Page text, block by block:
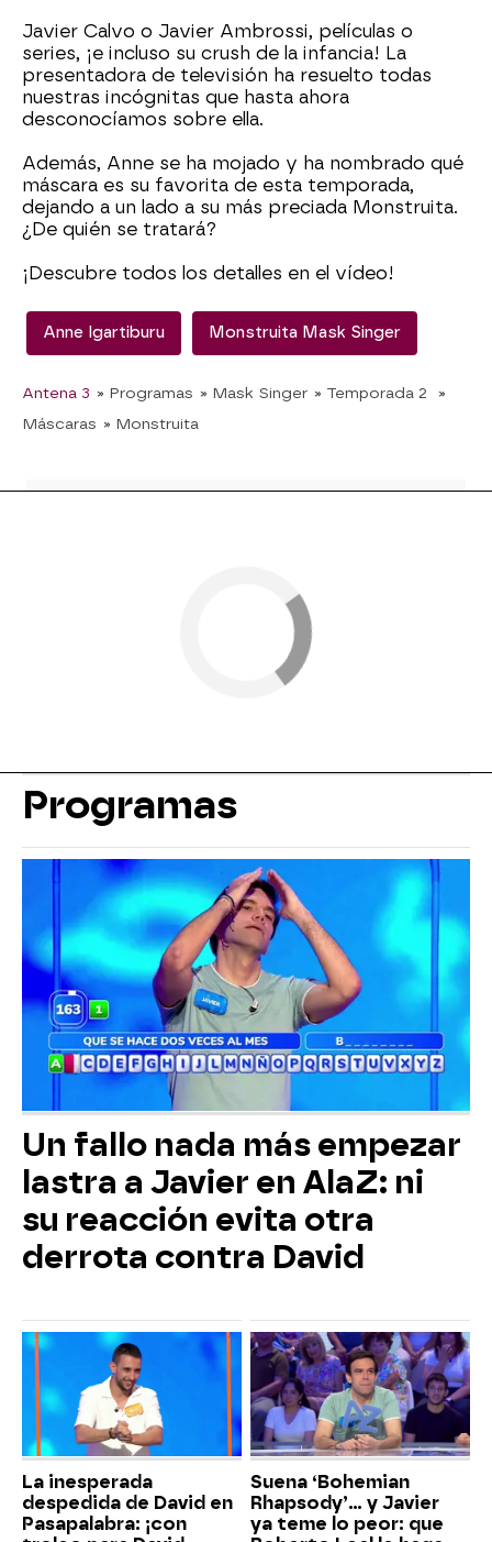
Javier Calvo o Javier Ambrossi, películas o
series, ¡e incluso su crush de la infancia! La
presentadora de televisión ha resuelto todas
nuestras incógnitas que hasta ahora
desconocíamos sobre ella.
Además, Anne se ha mojado y ha nombrado qué
máscara es su favorita de esta temporada,
dejando a un lado a su más preciada Monstruita.
¿De quién se tratará?
¡Descubre todos los detalles en el vídeo!
Anne Igartiburu Monstruita Mask Singer
Antena 3 » Programas » Mask Singer » Temporada 2
»
Máscaras » Monstruita
Programas
Un fallo nada más empezar
lastra a Javier en AlaZ: ni
su reacción evita otra
derrota contra David
La inesperada
despedida de David en
Pasapalabra: ¡con
Suena ‘Bohemian
Rhapsody’... y Javier
ya teme lo peor: que